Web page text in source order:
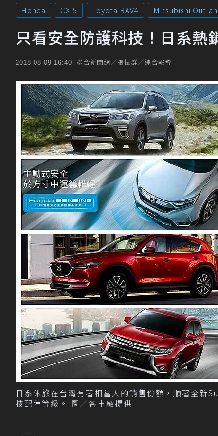
Honda CX-5 Toyota RAV4 Mitsubishi
只看安全防護科技！日系
2018-08-09 16:40 聯合新聞網／張振群／綜合報導
日系休旅在台灣有著相當大的銷售份額，順著全
技配備等級。 圖／各車廠提供